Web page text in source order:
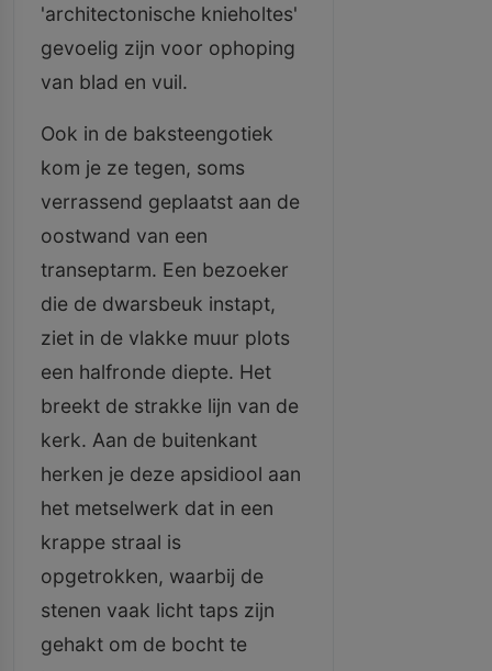
'architectonische knieholtes'
gevoelig zijn voor ophoping
van blad en vuil.
Ook in de baksteengotiek
kom je ze tegen, soms
verrassend geplaatst aan de
oostwand van een
transeptarm. Een bezoeker
die de dwarsbeuk instapt,
ziet in de vlakke muur plots
een halfronde diepte. Het
breekt de strakke lijn van de
kerk. Aan de buitenkant
herken je deze apsidiool aan
het metselwerk dat in een
krappe straal is
opgetrokken, waarbij de
stenen vaak licht taps zijn
gehakt om de bocht te